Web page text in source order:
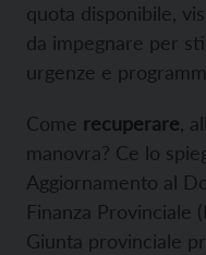
quota disponibile,
da impegnare per
urgenze e
Come recuperare ,
manovra? Ce lo
Aggiornamento al
Finanza Provinciale
Giunta provinciale